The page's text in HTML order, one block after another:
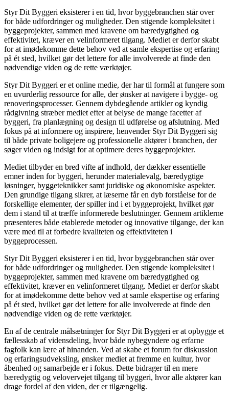
Styr Dit Byggeri eksisterer i en tid, hvor byggebranchen står over
for både udfordringer og muligheder. Den stigende kompleksitet i
byggeprojekter, sammen med kravene om bæredygtighed og
effektivitet, kræver en velinformeret tilgang. Mediet er derfor skabt
for at imødekomme dette behov ved at samle ekspertise og erfaring
på ét sted, hvilket gør det lettere for alle involverede at finde den
nødvendige viden og de rette værktøjer.
Styr Dit Byggeri er et online medie, der har til formål at fungere som
en uvurderlig ressource for alle, der ønsker at navigere i bygge- og
renoveringsprocesser. Gennem dybdegående artikler og kyndig
rådgivning stræber mediet efter at belyse de mange facetter af
byggeri, fra planlægning og design til udførelse og afslutning. Med
fokus på at informere og inspirere, henvender Styr Dit Byggeri sig
til både private boligejere og professionelle aktører i branchen, der
søger viden og indsigt for at optimere deres byggeprojekter.
Mediet tilbyder en bred vifte af indhold, der dækker essentielle
emner inden for byggeri, herunder materialevalg, bæredygtige
løsninger, byggeteknikker samt juridiske og økonomiske aspekter.
Den grundige tilgang sikrer, at læserne får en dyb forståelse for de
forskellige elementer, der spiller ind i et byggeprojekt, hvilket gør
dem i stand til at træffe informerede beslutninger. Gennem artiklerne
præsenteres både etablerede metoder og innovative tilgange, der kan
være med til at forbedre kvaliteten og effektiviteten i
byggeprocessen.
Styr Dit Byggeri eksisterer i en tid, hvor byggebranchen står over
for både udfordringer og muligheder. Den stigende kompleksitet i
byggeprojekter, sammen med kravene om bæredygtighed og
effektivitet, kræver en velinformeret tilgang. Mediet er derfor skabt
for at imødekomme dette behov ved at samle ekspertise og erfaring
på ét sted, hvilket gør det lettere for alle involverede at finde den
nødvendige viden og de rette værktøjer.
En af de centrale målsætninger for Styr Dit Byggeri er at opbygge et
fællesskab af vidensdeling, hvor både nybegyndere og erfarne
fagfolk kan lære af hinanden. Ved at skabe et forum for diskussion
og erfaringsudveksling, ønsker mediet at fremme en kultur, hvor
åbenhed og samarbejde er i fokus. Dette bidrager til en mere
bæredygtig og velovervejet tilgang til byggeri, hvor alle aktører kan
drage fordel af den viden, der er tilgængelig.